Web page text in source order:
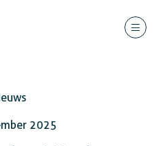
2025